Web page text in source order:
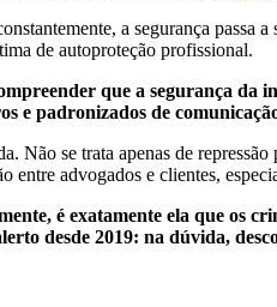
a segurança
de autoproteção profissional.
que a segurança
e padronizados de
Não se trata apenas de
entre advogados e clientes,
é exatamente ela que os
desde 2019: na dúvida,